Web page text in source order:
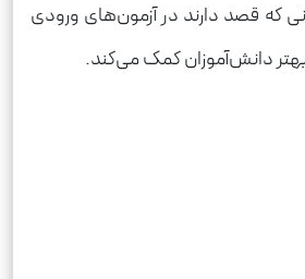
که قصد دارند در آزمون‌های ورودی
دانش‌آموزان کمک می‌کند.